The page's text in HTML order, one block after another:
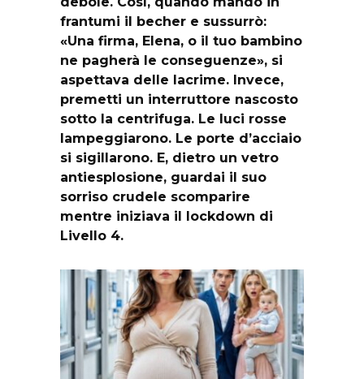
frantumi il becher e sussurrò:
«Una firma, Elena, o il tuo bambino
ne pagherà le conseguenze», si
aspettava delle lacrime. Invece,
premetti un interruttore nascosto
sotto la centrifuga. Le luci rosse
lampeggiarono. Le porte d’acciaio
si sigillarono. E, dietro un vetro
antiesplosione, guardai il suo
sorriso crudele scomparire
mentre iniziava il lockdown di
Livello 4.